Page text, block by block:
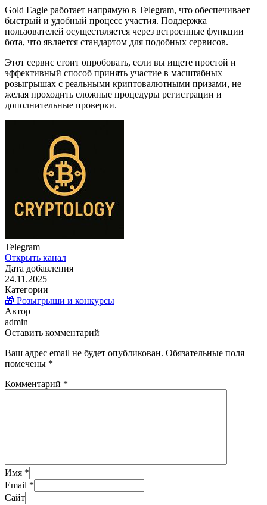
Gold Eagle работает напрямую в Telegram, что обеспечивает
быстрый и удобный процесс участия. Поддержка
пользователей осуществляется через встроенные функции
бота, что является стандартом для подобных сервисов.
Этот сервис стоит опробовать, если вы ищете простой и
эффективный способ принять участие в масштабных
розыгрышах с реальными криптовалютными призами, не
желая проходить сложные процедуры регистрации и
дополнительные проверки.
Telegram
Открыть канал
Дата добавления
24.11.2025
Категории
🎁 Розыгрыши и конкурсы
Автор
admin
Оставить комментарий
Ваш адрес email не будет опубликован. Обязательные поля
помечены *
Комментарий *
Имя *
Email *
Сайт